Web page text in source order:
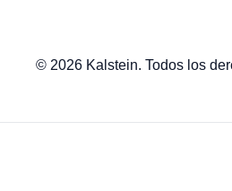
© 2026 Kalstein. Todos los